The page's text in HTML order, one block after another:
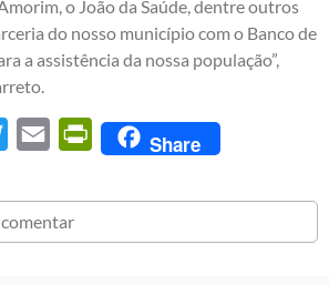
o João da Saúde, dentre outros
do nosso município com o Banco de
a assistência da nossa população”,
Twitter Email PrintFriendly
Share